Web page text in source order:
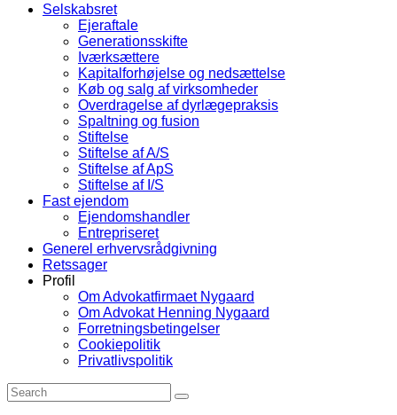
Selskabsret
Ejeraftale
Generationsskifte
Iværksættere
Kapitalforhøjelse og nedsættelse
Køb og salg af virksomheder
Overdragelse af dyrlægepraksis
Spaltning og fusion
Stiftelse
Stiftelse af A/S
Stiftelse af ApS
Stiftelse af I/S
Fast ejendom
Ejendomshandler
Entrepriseret
Generel erhvervsrådgivning
Retssager
Profil
Om Advokatfirmaet Nygaard
Om Advokat Henning Nygaard
Forretningsbetingelser
Cookiepolitik
Privatlivspolitik